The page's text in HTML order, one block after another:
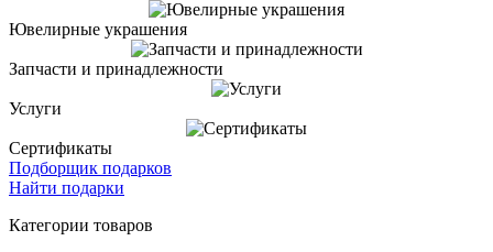
Ювелирные украшения
Запчасти и принадлежности
Услуги
Сертификаты
Подборщик подарков
Найти подарки
Категории товаров